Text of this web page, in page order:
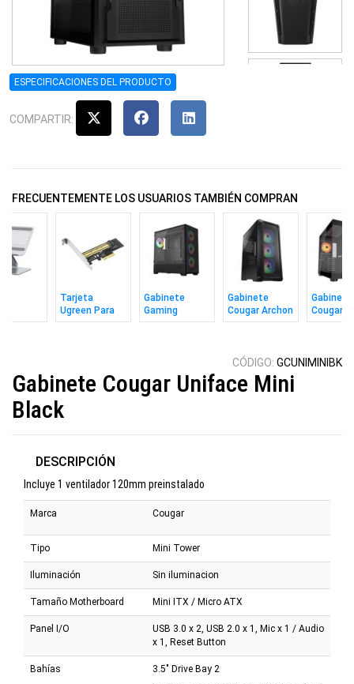
ESPECIFICACIONES DEL PRODUCTO
COMPARTIR:
FRECUENTEMENTE LOS USUARIOS TAMBIÉN COMPRAN
Tarjeta
Ugreen Para
Disco SSD M.2
Gabinete
Gaming
Perseo 365
Gabinete
Cougar Archon
2 Mesh Black
Gabinete
Cougar
Rgb
CÓDIGO: GCUNIMINIBK
Gabinete Cougar Uniface Mini
Black
DESCRIPCIÓN
Incluye 1 ventilador 120mm preinstalado
Marca Cougar
Tipo Mini Tower
Iluminación Sin iluminacion
Tamaño Motherboard Mini ITX / Micro ATX
Panel I/O
USB 3.0 x 2, USB 2.0 x 1, Mic x 1 / Audio
x 1, Reset Button
Bahías
3.5" Drive Bay 2